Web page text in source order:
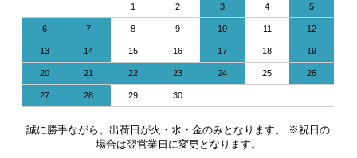
1 2 3 4 5
6 7 8 9 10 11 12
13 14 15 16 17 18 19
20 21 22 23 24 25 26
27 28 29 30
誠に勝手ながら、出荷日が火・水・金のみとなります。 ※祝日の
場合は翌営業日に変更となります。